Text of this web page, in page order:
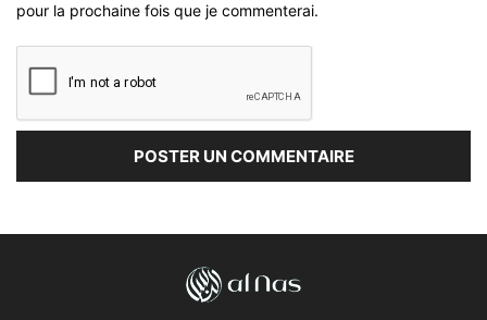
pour la prochaine fois que je commenterai.